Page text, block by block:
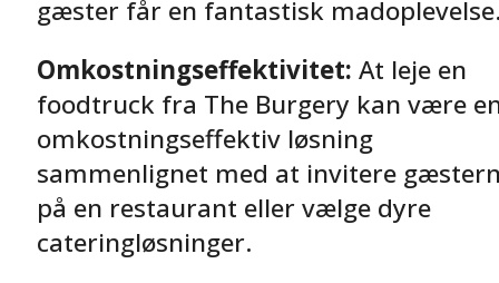
gæster får en fantastisk
Omkostningseffektivitet: At leje en
foodtruck fra The Burgery kan være
omkostningseffektiv løsning
sammenlignet med at invitere
på en restaurant eller vælge dyre
cateringløsninger.